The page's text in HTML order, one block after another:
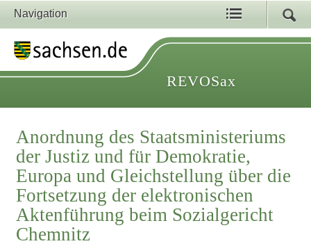
Navigation
REVOSax
Anordnung des Staatsministeriums
der Justiz und für Demokratie,
Europa und Gleichstellung über die
Fortsetzung der elektronischen
Aktenführung beim Sozialgericht
Chemnitz